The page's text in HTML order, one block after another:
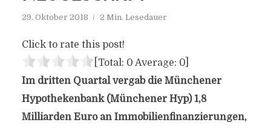
29. Oktober 2018 2 Min. Lesedauer
Click to rate this post!
[Total: 0 Average: 0]
Im dritten Quartal vergab die Münchener
Hypothekenbank (Münchener Hyp) 1,8
Milliarden Euro an Immobilienfinanzierungen,